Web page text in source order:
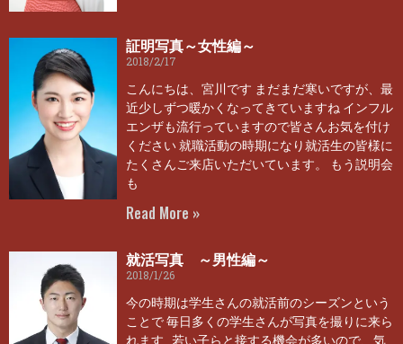
証明写真～女性編～
2018/2/17
こんにちは、宮川です まだまだ寒いですが、最
近少しずつ暖かくなってきていますね インフル
エンザも流行っていますので皆さんお気を付け
ください 就職活動の時期になり就活生の皆様に
たくさんご来店いただいています。 もう説明会
も
Read More »
就活写真 ～男性編～
2018/1/26
今の時期は学生さんの就活前のシーズンという
ことで 毎日多くの学生さんが写真を撮りに来ら
れます 若い子らと接する機会が多いので、気